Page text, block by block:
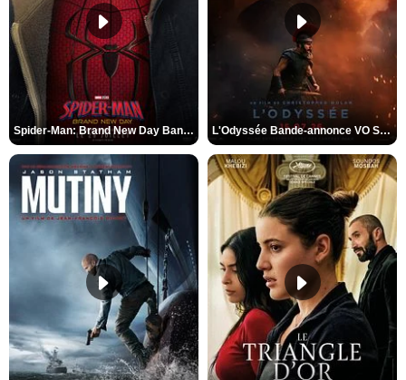
Spider-Man: Brand New Day Bande-annonce VO STFR L'Odyssée Bande-annonce VO STFR